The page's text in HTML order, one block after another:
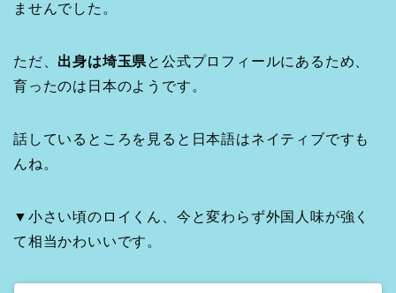
ませんでした。
ただ、 出身は埼玉県と公式プロフィールにあるため、
育ったのは日本のようです。
話しているところを見ると日本語はネイティブですも
んね。
▼小さい頃のロイくん、今と変わらず外国人味が強く
て相当かわいいです。